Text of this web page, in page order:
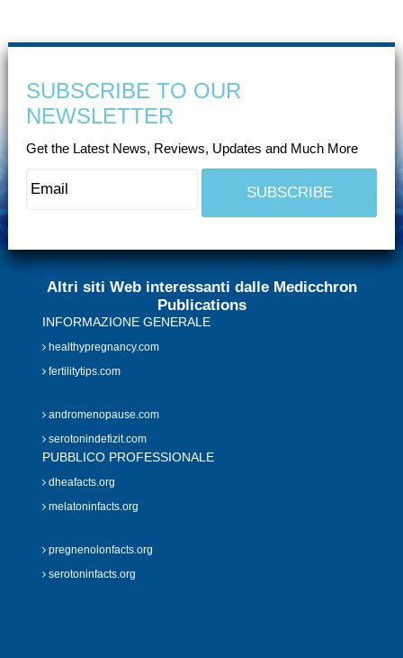
SUBSCRIBE TO OUR
NEWSLETTER
Get the Latest News, Reviews, Updates and Much More
Altri siti Web interessanti dalle Medicchron
Publications
INFORMAZIONE GENERALE
healthypregnancy.com
fertilitytips.com
andromenopause.com
serotonindefizit.com
PUBBLICO PROFESSIONALE
dheafacts.org
melatoninfacts.org
pregnenolonfacts.org
serotoninfacts.org